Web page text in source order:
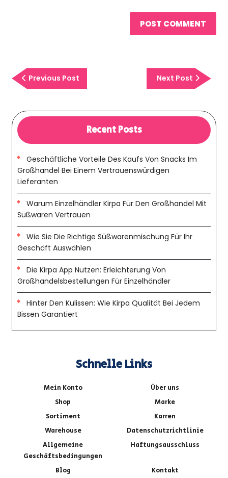
Previous Post
Post
Next Post
Next
Post
Recent Posts
Geschäftliche Vorteile Des Kaufs Von Snacks Im
Großhandel Bei Einem Vertrauenswürdigen
Lieferanten
Warum Einzelhändler Kirpa Für Den Großhandel Mit
Süßwaren Vertrauen
Wie Sie Die Richtige Süßwarenmischung Für Ihr
Geschäft Auswählen
Die Kirpa App Nutzen: Erleichterung Von
Großhandelsbestellungen Für Einzelhändler
Hinter Den Kulissen: Wie Kirpa Qualität Bei Jedem
Bissen Garantiert
Schnelle Links
Mein Konto
Über uns
Shop
Marke
Sortiment
Karren
Warehouse
Datenschutzrichtlinie
Allgemeine
Geschäftsbedingungen
Haftungsausschluss
Blog Kontakt